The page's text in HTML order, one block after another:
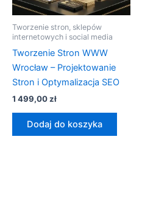
Tworzenie stron, sklepów
internetowych i social media
Tworzenie Stron WWW
Wrocław – Projektowanie
Stron i Optymalizacja SEO
1 499,00zł
Dodaj do koszyka